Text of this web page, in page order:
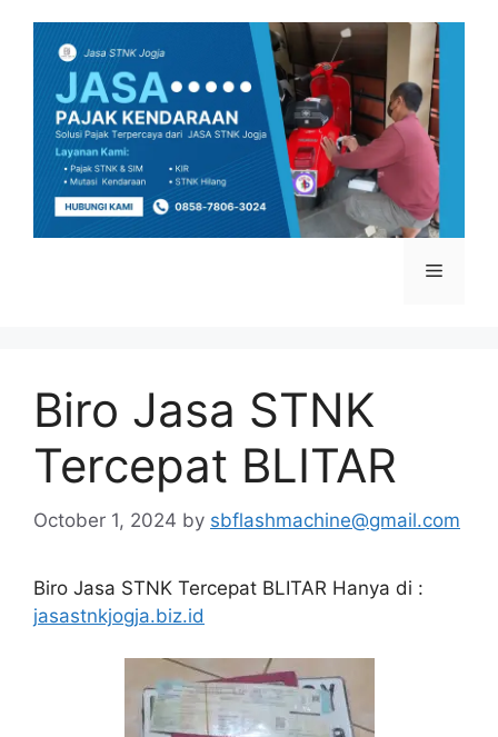
content
Menu
Biro Jasa STNK
Tercepat BLITAR
October 1, 2024 by sbflashmachine@gmail.com
Biro Jasa STNK Tercepat BLITAR Hanya di :
jasastnkjogja.biz.id